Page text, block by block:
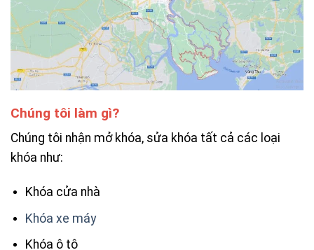
Chúng tôi làm gì?
Chúng tôi nhận mở khóa, sửa khóa tất cả các loại
khóa như:
Khóa cửa nhà
Khóa xe máy
Khóa ô tô